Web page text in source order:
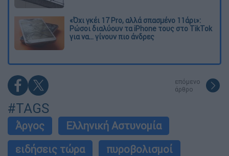
«Όχι γκέι 17 Pro, αλλά σπασμένο 11άρι»:
Ρώσοι διαλύουν τα iPhone τους στο TikTok
για να... γίνουν πιο άνδρες
επόμενο
άρθρο
#TAGS
Άργος
Ελληνική Αστυνομία
ειδήσεις τώρα
πυροβολισμοί